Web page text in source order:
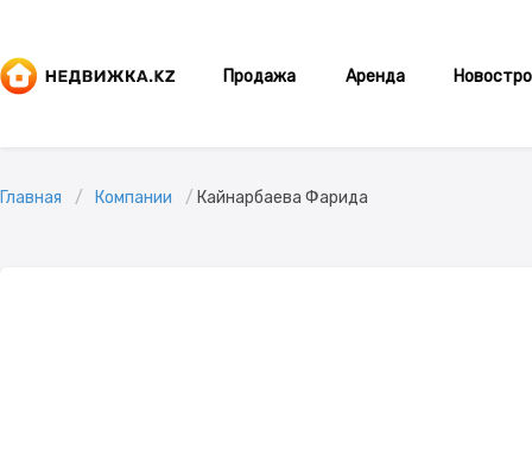
Продажа Аренда
Главная Компании Кайнарбаева Фарида